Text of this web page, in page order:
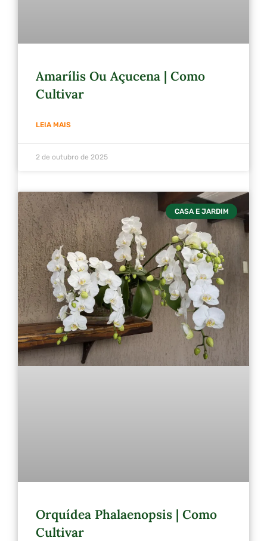
Amarílis Ou Açucena | Como
Cultivar
LEIA MAIS
2 de outubro de 2025
CASA E JARDIM
Orquídea Phalaenopsis | Como
Cultivar